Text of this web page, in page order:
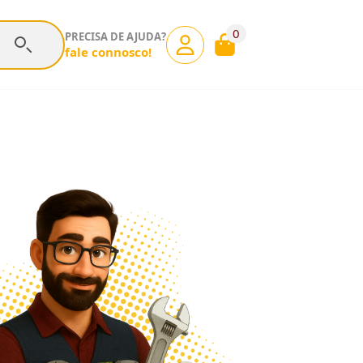
PRECISA DE AJUDA?
fale connosco!
0